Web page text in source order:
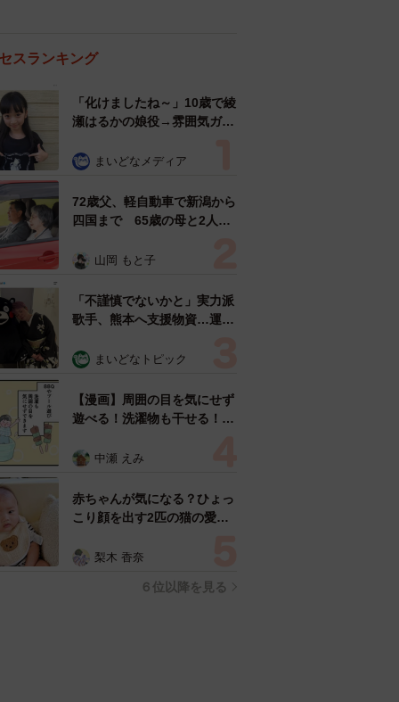
スランキング
「化けましたね～」10歳で綾
瀬はるかの娘役→雰囲気ガラ
雰囲気が」「宝塚に入れそ
まいどなメディア
72歳父、軽自動車で新潟から
四国まで 65歳の母と2人で
憩まで分刻み… 「大学生で
山岡 もと子
「不謹慎でないかと」実力派
歌手、熊本へ支援物資…運搬
めらい 「痛いほど伝わる」
まいどなトピック
【漫画】周囲の目を気にせず
遊べる！洗濯物も干せる！最
ところが…実際住んでみて分
中瀬 えみ
赤ちゃんが気になる？ひょっ
こり顔を出す2匹の猫の愛ら
わいい構図あります？」「ベ
梨木 香奈
６位以降を見る